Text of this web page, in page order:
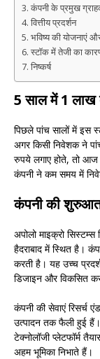
कंपनी के प्रमुख
वित्तीय प्रदर्शन
भविष्य की योजनाएं
स्टॉक में तेजी का
निष्कर्ष
5 साल में 1
पिछले पांच सालों में इस
अगर किसी निवेशक ने
रुपये लगाए होते, तो
कंपनी ने कम समय में
कंपनी की
अपोलो माइक्रो
हैदराबाद में स्थित है।
करती है। यह उच्च
डिजाइन और विकसित
कंपनी की सेवाएं रिसर्च
उत्पादन तक फैली हुई
टेक्नोलॉजी प्लेटफॉर्म
अहम भूमिका निभाते हैं।